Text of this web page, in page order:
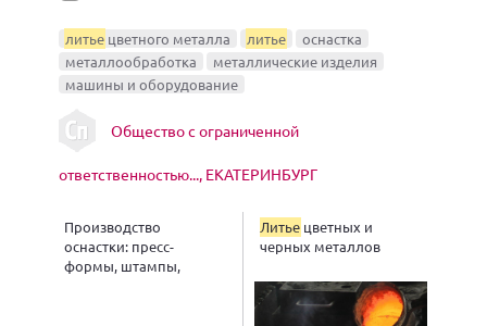
литье цветного металла литье
оснастка
металлообработка
металлические изделия
машины и оборудование
Общество с ограниченной
ответственностью..., ЕКАТЕРИНБУРГ
Производство
оснастки: пресс-
формы, штампы,
Литье цветных и
черных металлов